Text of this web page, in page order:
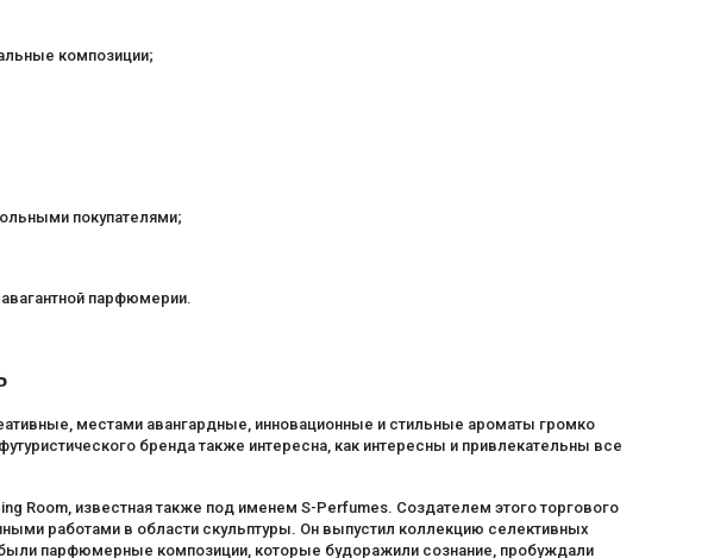
композиции;
покупателями;
парфюмерии.
местами авангардные, инновационные и стильные ароматы громко
бренда также интересна, как интересны и привлекательны все
известная также под именем S-Perfumes. Создателем этого торгового
работами в области скульптуры. Он выпустил коллекцию селективных
парфюмерные композиции, которые будоражили сознание, пробуждали